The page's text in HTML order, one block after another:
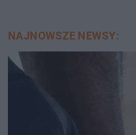
NAJNOWSZE NEWSY: